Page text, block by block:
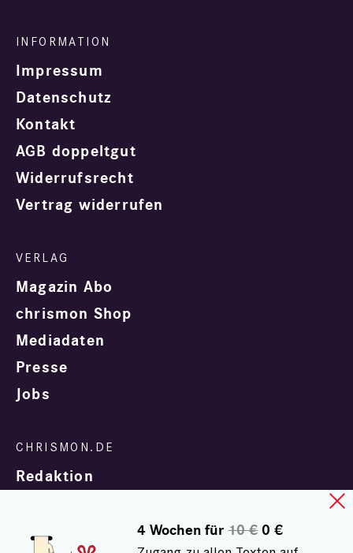
Impressum
Datenschutz
Kontakt
AGB doppeltgut
Widerrufsrecht
Vertrag widerrufen
Magazin Abo
chrismon Shop
Mediadaten
Presse
Jobs
Redaktion
4 Wochen für10 €0 €